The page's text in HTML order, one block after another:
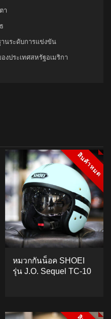
า
นระดับการแข่งขัน
งประเทศสหรัฐอเมริกา
สินค้าหมด
สินค้าหมด
หมวกกันน็อค SHOEI
รุ่น J.O. Sequel TC-10
5.00 out of
5
1